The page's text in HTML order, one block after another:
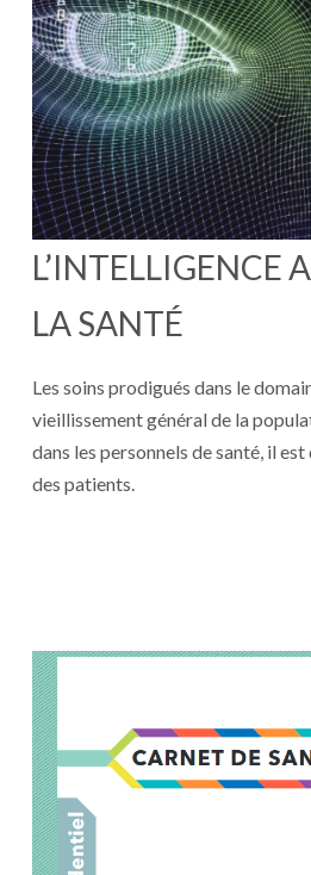
L’INTELLIGENCE
LA SANTÉ
Les soins prodigués dans le
vieillissement général de la
dans les personnels de santé, il
des patients.